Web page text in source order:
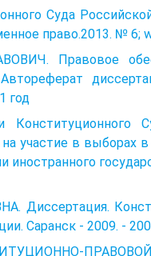
Суда
право.2013. № 6;
Правовое
год
участие в выборах
иностранного
Саранск - 2009. -